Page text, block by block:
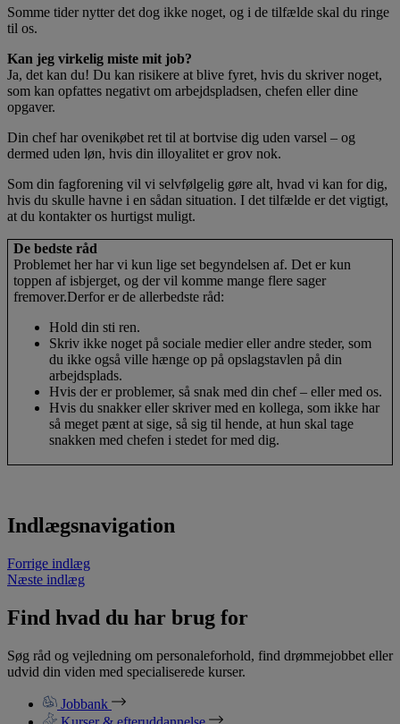
Somme tider nytter det dog ikke noget, og i de tilfælde skal du ringe
til os.
Kan jeg virkelig miste mit job?
Ja, det kan du! Du kan risikere at blive fyret, hvis du skriver noget,
som kan opfattes negativt om arbejdspladsen, chefen eller dine
opgaver.
Din chef har ovenikøbet ret til at bortvise dig uden varsel – og
dermed uden løn, hvis din illoyalitet er grov nok.
Som din fagforening vil vi selvfølgelig gøre alt, hvad vi kan for dig,
hvis du skulle havne i en sådan situation. I det tilfælde er det vigtigt,
at du kontakter os hurtigst muligt.
De bedste råd
Problemet her har vi kun lige set begyndelsen af. Det er kun
toppen af isbjerget, og der vil komme mange flere sager
fremover.Derfor er de allerbedste råd:
Hold din sti ren.
Skriv ikke noget på sociale medier eller andre steder, som
du ikke også ville hænge op på opslagstavlen på din
arbejdsplads.
Hvis der er problemer, så snak med din chef – eller med os.
Hvis du snakker eller skriver med en kollega, som ikke har
så meget pænt at sige, så sig til hende, at hun skal tage
snakken med chefen i stedet for med dig.
Indlægsnavigation
Forrige indlæg
Næste indlæg
Find hvad du har brug for
Søg råd og vejledning om personaleforhold, find drømmejobbet eller
udvid din viden med specialiserede kurser.
Jobbank